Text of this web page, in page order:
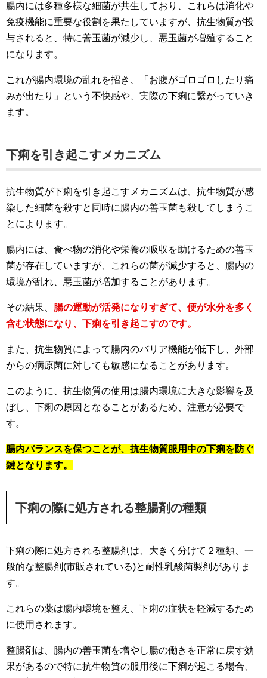
腸内には多種多様な細菌が共生しており、これらは消化や
免疫機能に重要な役割を果たしていますが、抗生物質が投
与されると、特に善玉菌が減少し、悪玉菌が増殖すること
になります。
これが腸内環境の乱れを招き、「お腹がゴロゴロしたり痛
みが出たり」という不快感や、実際の下痢に繋がっていき
ます。
下痢を引き起こすメカニズム
抗生物質が下痢を引き起こすメカニズムは、抗生物質が感
染した細菌を殺すと同時に腸内の善玉菌も殺してしまうこ
とによります。
腸内には、食べ物の消化や栄養の吸収を助けるための善玉
菌が存在していますが、これらの菌が減少すると、腸内の
環境が乱れ、悪玉菌が増加することがあります。
その結果、 腸の運動が活発になりすぎて、便が水分を多く
含む状態になり、下痢を引き起こすのです。
また、抗生物質によって腸内のバリア機能が低下し、外部
からの病原菌に対しても敏感になることがあります。
このように、抗生物質の使用は腸内環境に大きな影響を及
ぼし、下痢の原因となることがあるため、注意が必要で
す。
腸内バランスを保つことが、抗生物質服用中の下痢を防ぐ
鍵となります。
下痢の際に処方される整腸剤の種類
下痢の際に処方される整腸剤は、大きく分けて２種類、一
般的な整腸剤(市販されている)と耐性乳酸菌製剤がありま
す。
これらの薬は腸内環境を整え、下痢の症状を軽減するため
に使用されます。
整腸剤は、腸内の善玉菌を増やし腸の働きを正常に戻す効
果があるので特に抗生物質の服用後に下痢が起こる場合、